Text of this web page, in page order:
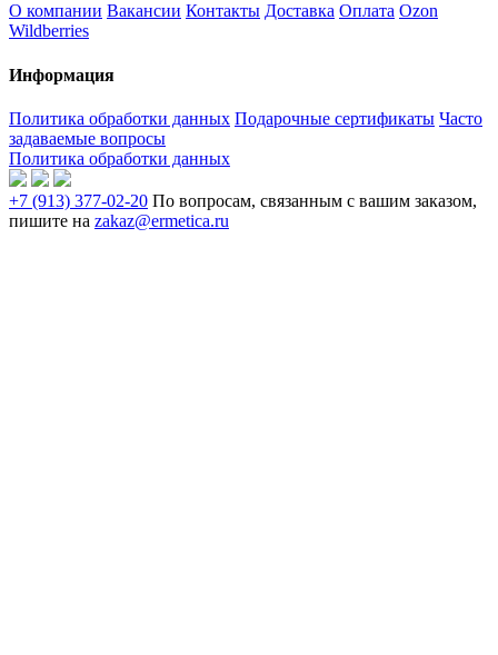
О компании Вакансии Контакты Доставка Оплата Ozon
Wildberries
Информация
Политика обработки данных Подарочные сертификаты Часто
задаваемые вопросы
Политика обработки данных
+7 (913) 377-02-20 По вопросам, связанным с вашим заказом,
пишите на zakaz@ermetica.ru